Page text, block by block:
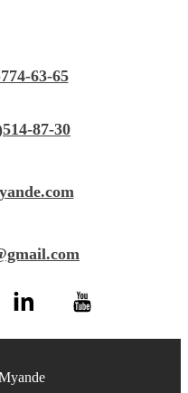
63-65
87-30
Myande